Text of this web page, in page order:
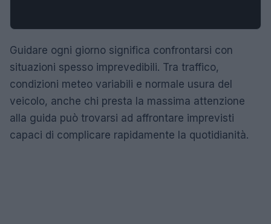
Guidare ogni giorno significa confrontarsi con
situazioni spesso imprevedibili. Tra traffico,
condizioni meteo variabili e normale usura del
veicolo, anche chi presta la massima attenzione
alla guida può trovarsi ad affrontare imprevisti
capaci di complicare rapidamente la quotidianità.